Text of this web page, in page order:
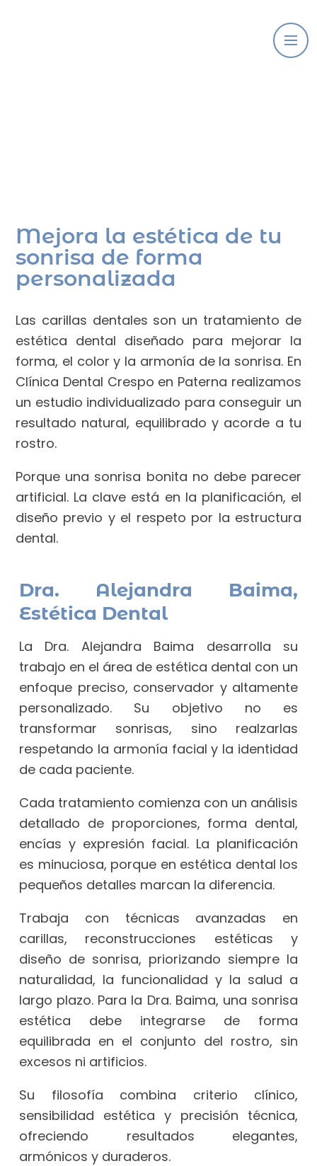
Mejora la estética de tu
sonrisa de forma
personalizada
Las carillas dentales son un tratamiento de
estética dental diseñado para mejorar la
forma, el color y la armonía de la sonrisa. En
Clínica Dental Crespo en Paterna realizamos
un estudio individualizado para conseguir un
resultado natural, equilibrado y acorde a tu
rostro.
Porque una sonrisa bonita no debe parecer
artificial. La clave está en la planificación, el
diseño previo y el respeto por la estructura
dental.
Dra. Alejandra Baima,
Estética Dental
La Dra. Alejandra Baima desarrolla su
trabajo en el área de estética dental con un
enfoque preciso, conservador y altamente
personalizado. Su objetivo no es
transformar sonrisas, sino realzarlas
respetando la armonía facial y la identidad
de cada paciente.
Cada tratamiento comienza con un análisis
detallado de proporciones, forma dental,
encías y expresión facial. La planificación
es minuciosa, porque en estética dental los
pequeños detalles marcan la diferencia.
Trabaja con técnicas avanzadas en
carillas, reconstrucciones estéticas y
diseño de sonrisa, priorizando siempre la
naturalidad, la funcionalidad y la salud a
largo plazo. Para la Dra. Baima, una sonrisa
estética debe integrarse de forma
equilibrada en el conjunto del rostro, sin
excesos ni artificios.
Su filosofía combina criterio clínico,
sensibilidad estética y precisión técnica,
ofreciendo resultados elegantes,
armónicos y duraderos.